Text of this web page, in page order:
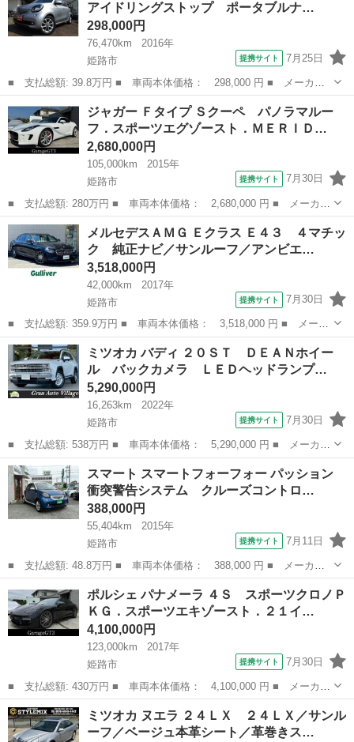
幅：１６０ｃ...
アイドリングストップ ポータブルナ…
298,000円
76,470km
2016年
姫路市
提携サイト 7月25日
■ 支払総額: 39.8万円 ■ 車両本体価格： 298,000 円 ■ メーカー
名： スマート ■ 車種名： スマートフォーフォー ■ グレード
名： パッション アイドリングストップ ポータブルナビ ワンセ
グＴＶ Ｂｌｕ...
兵庫 姫路市 その他
ジャガー Ｆタイプ Ｓクーペ パノラマルー
フ．スポーツエグゾースト．ＭＥＲＩＤ…
2,680,000円
105,000km
2015年
姫路市
提携サイト 7月30日
■ 支払総額: 280万円 ■ 車両本体価格： 2,680,000 円 ■ メーカー
名： ジャガー ■ 車種名： Ｆタイプ ■ グレード名： Ｓクー
ペ パノラマルーフ．スポーツエグゾースト．ＭＥＲＩＤＩＡＮサウ
ンド．パワー...
兵庫 姫路市
メルセデスＡＭＧ Ｅクラス Ｅ４３ ４マチッ
ク 純正ナビ／サンルーフ／アンビエ…
3,518,000円
42,000km
2017年
姫路市
提携サイト 7月30日
■ 支払総額: 359.9万円 ■ 車両本体価格： 3,518,000 円 ■ メーカ
ー名： メルセデスＡＭＧ ■ 車種名： Ｅクラス ■ グレード
名： Ｅ４３ ４マチック 純正ナビ／サンルーフ／アンビエントラ
イト／運転席...
兵庫 姫路市 その他
ミツオカ バディ ２０ＳＴ ＤＥＡＮホイー
ル バックカメラ ＬＥＤヘッドランプ…
5,290,000円
16,263km
2022年
姫路市
提携サイト 7月30日
■ 支払総額: 538万円 ■ 車両本体価格： 5,290,000 円 ■ メーカー
名： ミツオカ ■ 車種名： バディ ■ グレード名： ２０ＳＴ
ＤＥＡＮホイール バックカメラ ＬＥＤヘッドランプ トヨタ純正
ディスプレ...
兵庫 姫路市 その他
スマート スマートフォーフォー パッション
衝突警告システム クルーズコントロ…
388,000円
55,404km
2015年
姫路市
提携サイト 7月11日
■ 支払総額: 48.8万円 ■ 車両本体価格： 388,000 円 ■ メーカー
名： スマート ■ 車種名： スマートフォーフォー ■ グレード
名： パッション 衝突警告システム クルーズコントロール アイ
ドリングストッ...
ポルシェ パナメーラ ４Ｓ スポーツクロノＰ
ＫＧ．スポーツエキゾースト．２１イ…
4,100,000円
123,000km
2017年
姫路市
提携サイト 7月30日
■ 支払総額: 430万円 ■ 車両本体価格： 4,100,000 円 ■ メーカー
名： ポルシェ ■ 車種名： パナメーラ ■ グレード名： ４Ｓ
スポーツクロノＰＫＧ．スポーツエキゾースト．２１インチターボデ
ザインＡＷ...
兵庫 姫路市
ミツオカ ヌエラ ２４ＬＸ ２４ＬＸ／サンル
ーフ／ベージュ本革シート／革巻きス…